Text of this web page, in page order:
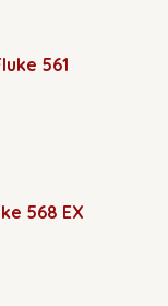
561
568 EX